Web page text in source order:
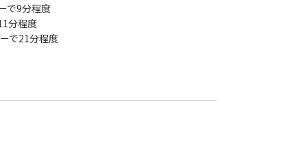
で9分程度
分程度
で21分程度